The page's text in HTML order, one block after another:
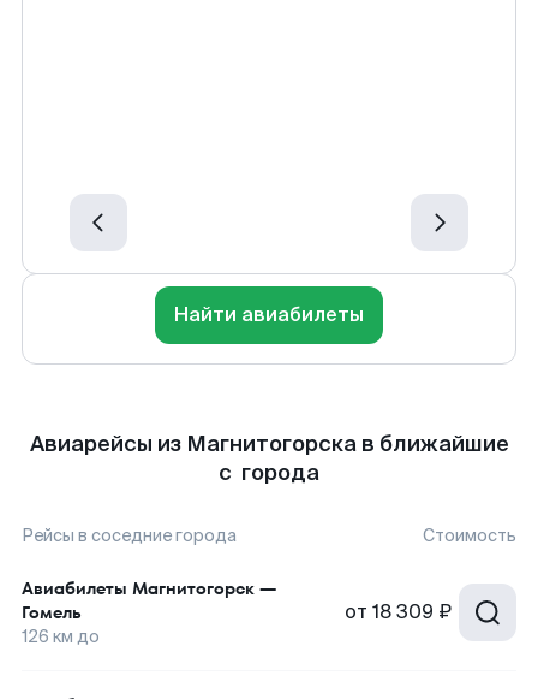
Найти авиабилеты
Авиарейсы из Магнитогорска в ближайшие
с города
Рейсы в соседние города Стоимость
Авиабилеты Магнитогорск —
Гомель
126 км до
от 18 309 ₽